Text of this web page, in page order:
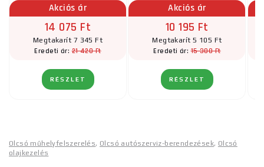
Akciós ár
14 075 Ft
Megtakarít 7 345 Ft
Eredeti ár:21 420 Ft
RÉSZLET
Akciós ár
10 195 Ft
Megtakarít 5 105 Ft
Eredeti ár:15 300 Ft
RÉSZLET
Olcsó műhelyfelszerelés, Olcsó autószerviz-berendezések, Olcsó
olajkezelés